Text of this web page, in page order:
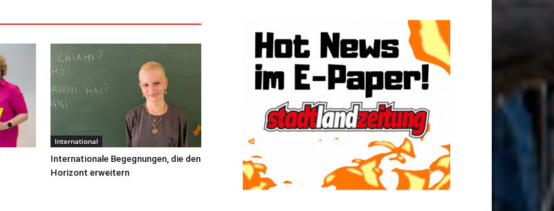
International
Internationale Begegnungen, die den
Horizont erweitern